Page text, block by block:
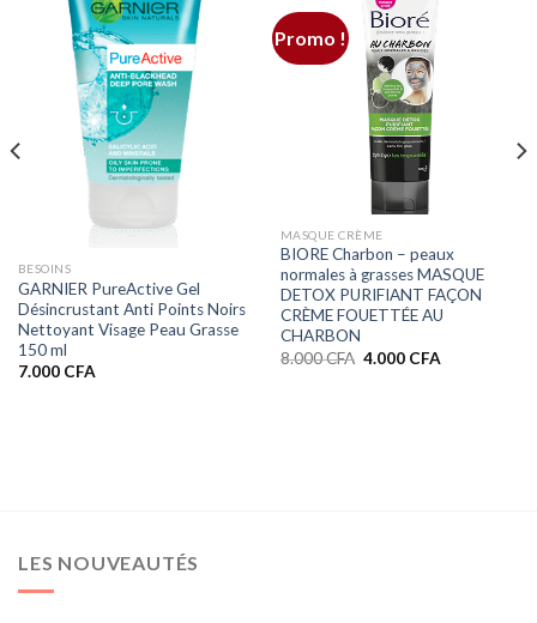
BESOINS
GARNIER PureActive Gel
Désincrustant Anti Points Noirs
Nettoyant Visage Peau Grasse
150 ml
7.000 CFA
Promo !
MASQUE CRÈME
BIORE Charbon – peaux
normales à grasses MASQUE
DETOX PURIFIANT FAÇON
CRÈME FOUETTÉE AU
CHARBON
8.000CFA Le
4.000 CFALe
LES NOUVEAUTÉS